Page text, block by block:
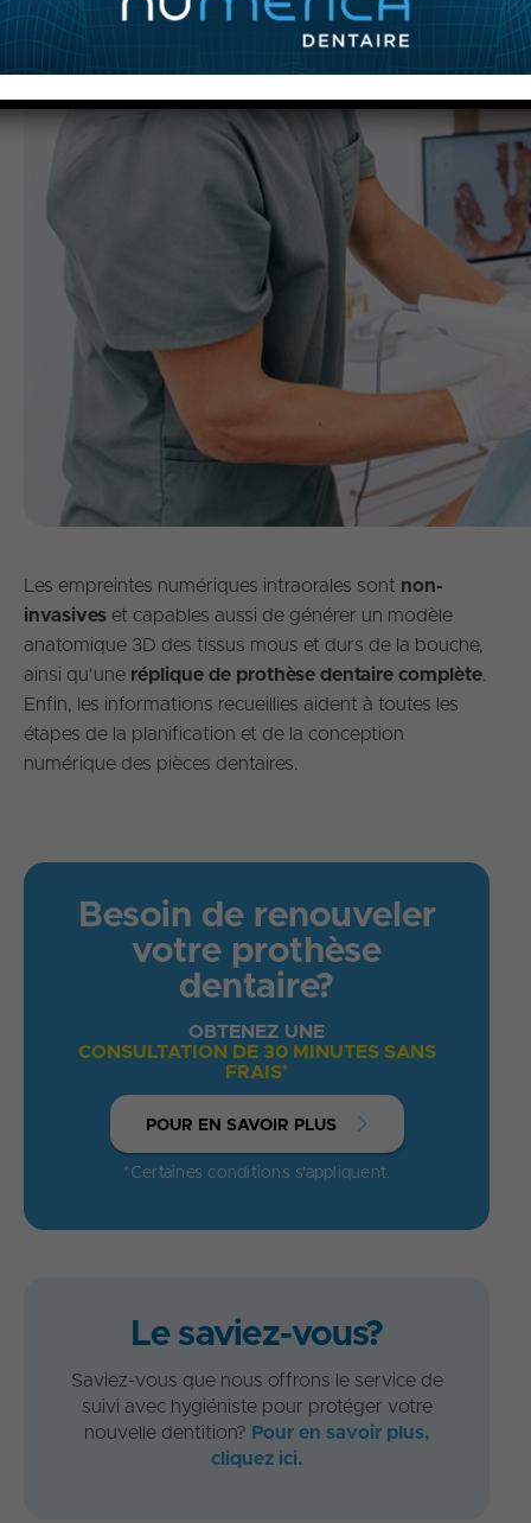
Les empreintes numériques intraorales sont non-
invasives et capables aussi de générer un modèle
anatomique 3D des tissus mous et durs de la bouche,
ainsi qu'une réplique de prothèse dentaire complète
Enfin, les informations recueillies aident à toutes les
étapes de la planification et de la conception
numérique des pièces dentaires.
Besoin de renouveler
votre prothèse
dentaire?
OBTENEZ UNE
CONSULTATION DE 30 MINUTES SANS
FRAIS*
POUR EN SAVOIR PLUS
*Certaines conditions s'appliquent.
Le saviez-vous?
Saviez-vous que nous offrons le service de
suivi avec hygiéniste pour protéger votre
nouvelle dentition? Pour en savoir plus,
cliquez ici.